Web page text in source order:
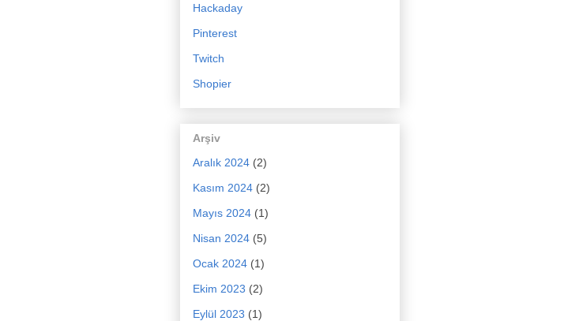
Hackaday
Pinterest
Twitch
Shopier
Arşiv
Aralık 2024 (2)
Kasım 2024 (2)
Mayıs 2024 (1)
Nisan 2024 (5)
Ocak 2024 (1)
Ekim 2023 (2)
Eylül 2023 (1)